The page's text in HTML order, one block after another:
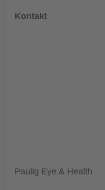
Kontakt
Paulig Eye & Health